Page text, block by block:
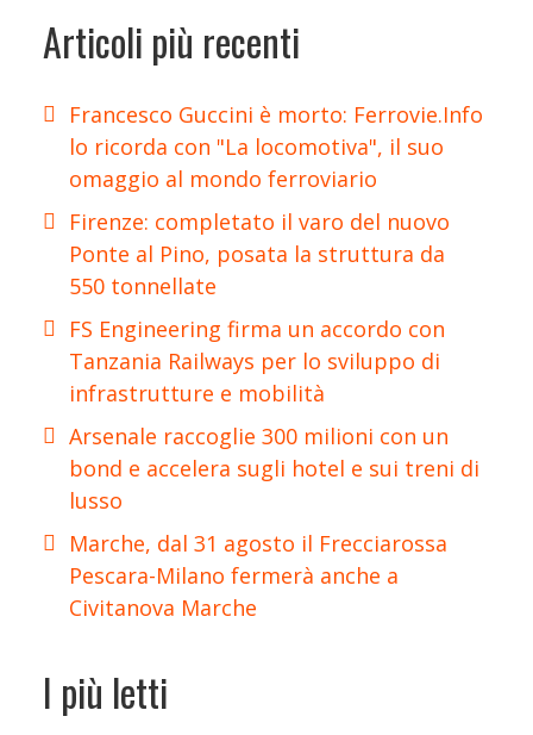
Articoli più recenti
Francesco Guccini è morto: Ferrovie.Info
lo ricorda con "La locomotiva", il suo
omaggio al mondo ferroviario
Firenze: completato il varo del nuovo
Ponte al Pino, posata la struttura da
550 tonnellate
FS Engineering firma un accordo con
Tanzania Railways per lo sviluppo di
infrastrutture e mobilità
Arsenale raccoglie 300 milioni con un
bond e accelera sugli hotel e sui treni di
lusso
Marche, dal 31 agosto il Frecciarossa
Pescara-Milano fermerà anche a
Civitanova Marche
I più letti